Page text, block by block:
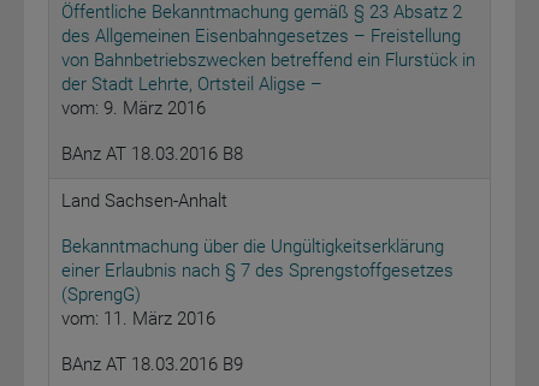
Öffentliche Bekanntmachung gemäß § 23 Absatz 2
des Allgemeinen Eisenbahngesetzes – Freistellung
von Bahnbetriebszwecken betreffend ein Flurstück in
der Stadt Lehrte, Ortsteil Aligse –
vom: 9. März 2016
BAnz AT 18.03.2016 B8
Land Sachsen-Anhalt
Bekanntmachung über die Ungültigkeitserklärung
einer Erlaubnis nach § 7 des Sprengstoffgesetzes
(SprengG)
vom: 11. März 2016
BAnz AT 18.03.2016 B9